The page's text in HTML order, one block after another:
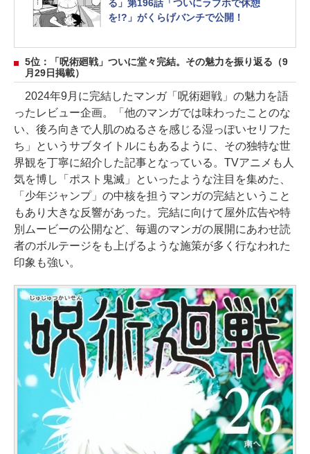
る」第196話「ついにラブホで休憩
を!?」がくらげバンチで公開！
5位：「呪術廻戦」ついに堂々完結。その魅力を振り返る（9
月29日掲載）
2024年9月に完結したマンガ「呪術廻戦」の魅力を語
ったレビュー企画。「他のマンガでは味わったことのな
い、後ろ向きで人肌のぬるさを感じる湿っぽいセリフた
ち」というサブタイトルにもあるように、その独特な世
界観を丁寧に紹介した記事となっている。TVアニメも人
気を博し「ポスト鬼滅」といったような注目を集めた、
「少年ジャンプ」の中核を担うマンガの完結ということ
もあり大きな反響があった。完結に向けて屋外広告や特
別ムービーの公開など、毎週のマンガの展開にあわせ読
者のボルテージをも上げるような施策が多く行なわれた
印象も強い。